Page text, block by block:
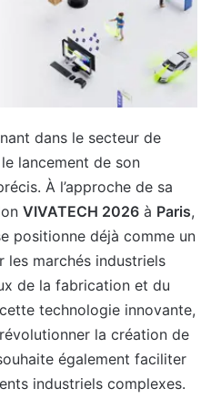
dans le secteur de
lancement de son
À l’approche de sa
VIVATECH 2026 à Paris,
positionne déjà comme un
les marchés industriels
de la fabrication et du
technologie innovante,
la création de
également faciliter
industriels complexes.